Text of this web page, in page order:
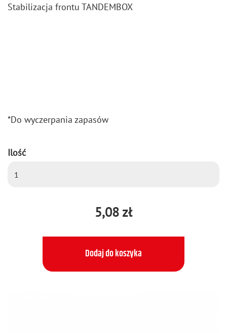
Sta­bi­li­za­cja fron­tu TAN­DEM­BOX
*Do wy­czer­pa­nia za­pa­sów
Ilość
5,08 zł
Dodaj do koszyka